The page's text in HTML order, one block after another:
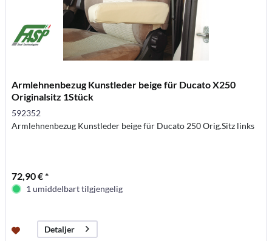
Armlehnenbezug Kunstleder beige für Ducato X250
Originalsitz 1Stück
592352
Armlehnenbezug Kunstleder beige für Ducato 250 Orig.Sitz links
72,90 € *
1 umiddelbart tilgjengelig
Detaljer